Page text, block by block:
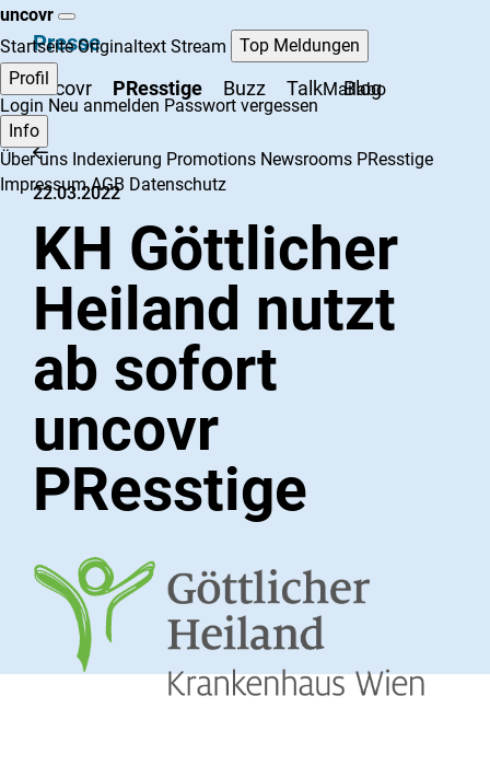
uncovr
Startseite Originaltext Stream
Top Meldungen
Profil
Login Neu anmelden Passwort vergessen
Mailabo
Info
Über uns Indexierung Promotions Newsrooms PResstige
Impressum AGB Datenschutz
Presse
uncovr PResstige Buzz Talk Blog
22.03.2022
KH Göttlicher
Heiland nutzt
ab sofort
uncovr
PResstige